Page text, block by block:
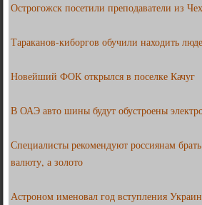
Острогожск посетили преподаватели из
Тараканов-киборгов обучили находить
Новейший ФОК открылся в поселке Качуг
В ОАЭ авто шины будут обустроены
Специалисты рекомендуют россиянам
валюту, а золото
Астроном именовал год вступления